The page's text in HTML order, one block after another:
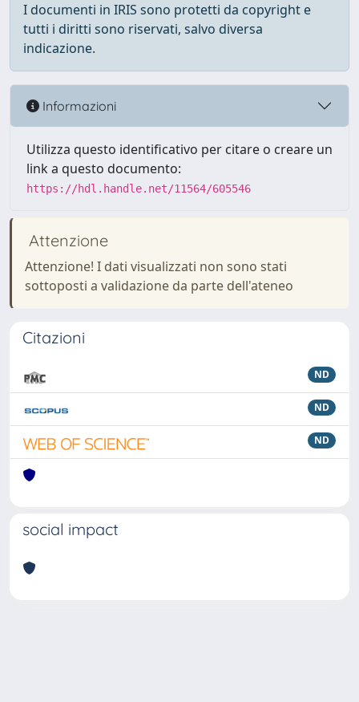
I documenti in IRIS sono protetti da copyright e
tutti i diritti sono riservati, salvo diversa
indicazione.
Informazioni
Utilizza questo identificativo per citare o creare un
link a questo documento:
https://hdl.handle.net/11564/605546
Attenzione
Attenzione! I dati visualizzati non sono stati
sottoposti a validazione da parte dell'ateneo
Citazioni
ND
ND
ND
social impact